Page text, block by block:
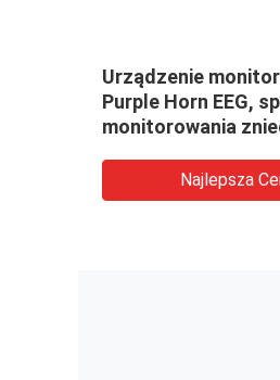
Urządzenie
Purple Horn EEG,
monitorowania
Najlepsza